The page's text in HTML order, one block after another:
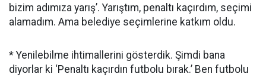
bizim adımıza yarış’. Yarıştım, penaltı kaçırdım, seçimi
alamadım. Ama belediye seçimlerine katkım oldu.
* Yenilebilme ihtimallerini gösterdik. Şimdi bana
diyorlar ki ‘Penaltı kaçırdın futbolu bırak.’ Ben futbolu